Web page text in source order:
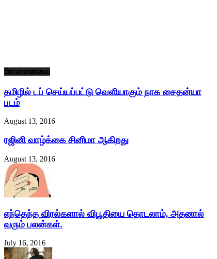
பிரபலமானவை
தமிழில் டப் செய்யப்பட்டு வெளியாகும் நாக சைதன்யா
படம்
August 13, 2016
ரஜினி வாழ்க்கை சினிமா ஆகிறது
August 13, 2016
எந்தெந்த விரல்களால் விபூதியை தொடலாம், அதனால்
வ௫ம் பலன்கள்.
July 16, 2016